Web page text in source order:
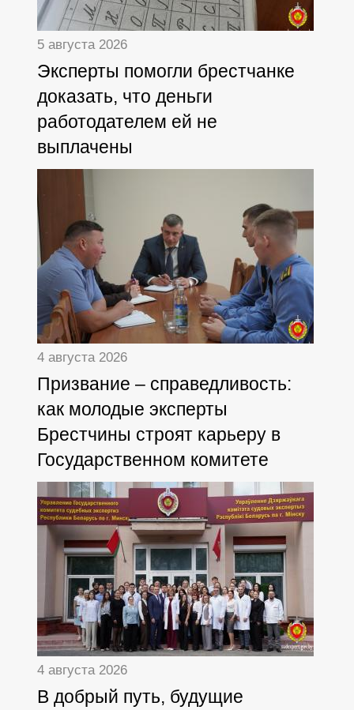
5 августа 2026
Эксперты помогли брестчанке
доказать, что деньги
работодателем ей не
выплачены
4 августа 2026
Призвание – справедливость:
как молодые эксперты
Брестчины строят карьеру в
Государственном комитете
судебных экспертиз
4 августа 2026
В добрый путь, будущие